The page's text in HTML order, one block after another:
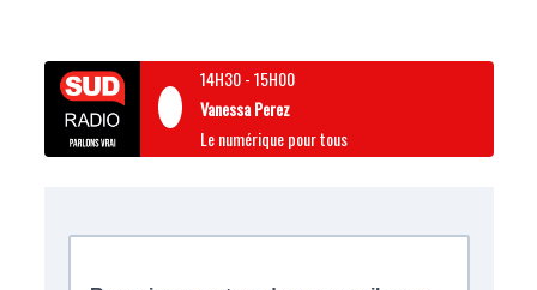
14H30-15H00
Vanessa Perez
Le numérique pour tous